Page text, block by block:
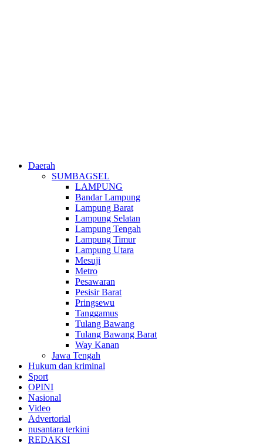
Daerah
SUMBAGSEL
LAMPUNG
Bandar Lampung
Lampung Barat
Lampung Selatan
Lampung Tengah
Lampung Timur
Lampung Utara
Mesuji
Metro
Pesawaran
Pesisir Barat
Pringsewu
Tanggamus
Tulang Bawang
Tulang Bawang Barat
Way Kanan
Jawa Tengah
Hukum dan kriminal
Sport
OPINI
Nasional
Video
Advertorial
nusantara terkini
REDAKSI